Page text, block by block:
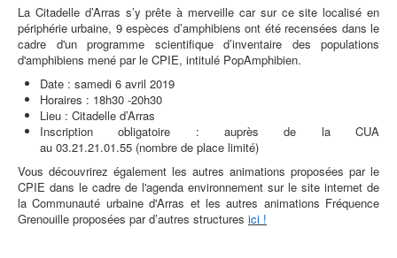
La Citadelle d’Arras s’y prête à merveille car sur ce site localisé en
périphérie urbaine, 9 espèces d’amphibiens ont été recensées dans le
cadre d'un programme scientifique d’inventaire des populations
d'amphibiens mené par le CPIE, intitulé PopAmphibien.
Date : samedi 6 avril 2019
Horaires : 18h30 -20h30
Lieu : Citadelle d’Arras
Inscription obligatoire : auprès de la CUA
au 03.21.21.01.55 (nombre de place limité)
Vous découvrirez également les autres animations proposées par le
CPIE dans le cadre de l'agenda environnement sur le site internet de
la Communauté urbaine d'Arras et les autres animations Fréquence
Grenouille proposées par d’autres structures ici !